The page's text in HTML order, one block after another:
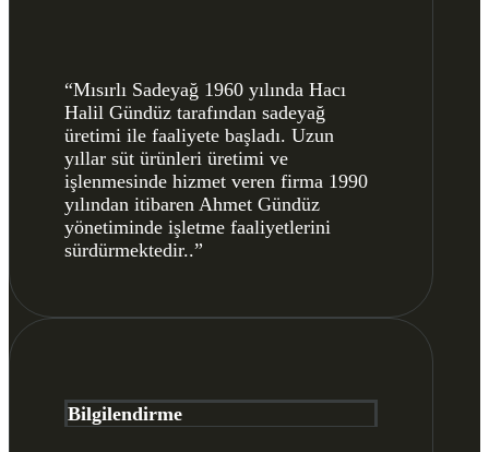
“Mısırlı Sadeyağ 1960 yılında Hacı
Halil Gündüz tarafından sadeyağ
üretimi ile faaliyete başladı. Uzun
yıllar süt ürünleri üretimi ve
işlenmesinde hizmet veren firma 1990
yılından itibaren Ahmet Gündüz
yönetiminde işletme faaliyetlerini
sürdürmektedir..”
Bilgilendirme